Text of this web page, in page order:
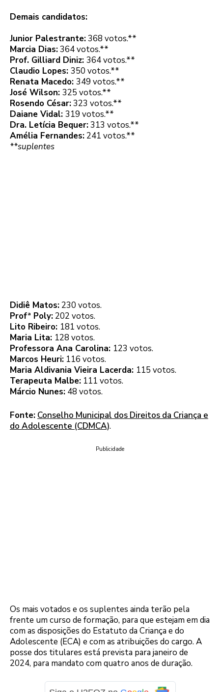
Demais candidatos:
Junior Palestrante:368 votos.**
Marcia Dias:364 votos.**
Prof. Gilliard Diniz: 364 votos.**
Claudio Lopes: 350 votos.**
Renata Macedo: 349 votos.**
José Wilson: 325 votos.**
Rosendo César:323 votos.**
Daiane Vidal: 319 votos.**
Dra. Letícia Bequer:313 votos.**
Amélia Fernandes: 241 votos.**
**suplentes
Didiê Matos: 230 votos.
Profª Poly: 202 votos.
Lito Ribeiro: 181 votos.
Maria Lita: 128 votos.
Professora Ana Carolina: 123 votos.
Marcos Heuri: 116 votos.
Maria Aldivania Vieira Lacerda: 115 votos.
Terapeuta Malbe: 111 votos.
Márcio Nunes: 48 votos.
Fonte: Conselho Municipal dos Direitos da Criança e
do Adolescente (CDMCA).
Publicidade
Os mais votados e os suplentes ainda terão pela
frente um curso de formação, para que estejam em dia
com as disposições do Estatuto da Criança e do
Adolescente (ECA) e com as atribuições do cargo. A
posse dos titulares está prevista para janeiro de
2024, para mandato com quatro anos de duração.